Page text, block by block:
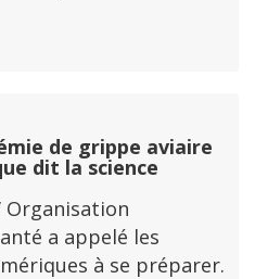
de grippe aviaire
dit la science
Organisation
a appelé les
à se préparer.